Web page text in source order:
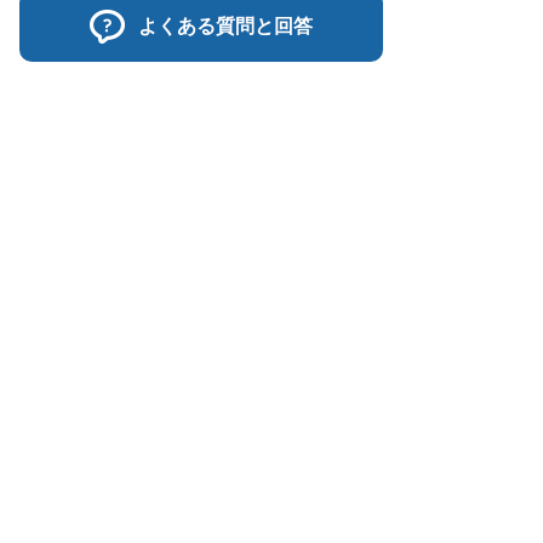
よくある質問と回答